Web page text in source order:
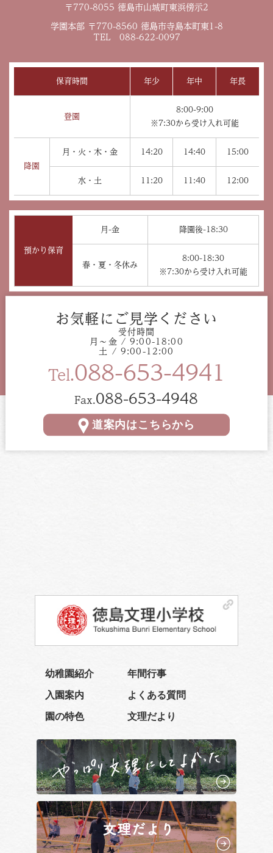
〒770-8055 徳島市山城町東浜傍示2
学園本部 〒770-8560 徳島市寺島本町東1-8
TEL 088-622-0097
保育時間 年少 年中 年長
登園
8:00-9:00
※7:30から受け入れ可能
降園
月・火・木・金 14:20 14:40 15:00
水・土 11:20 11:40 12:00
預かり保育
月-金 降園後-18:30
春・夏・冬休み
8:00-18:30
※7:30から受け入れ可能
お気軽にご見学ください
受付時間
月〜金 / 9:00-18:00
土 / 9:00-12:00
Tel.088-653-4941
Fax.088-653-4948
道案内はこちらから
幼稚園紹介 年間行事
入園案内 よくある質問
園の特色 文理だより